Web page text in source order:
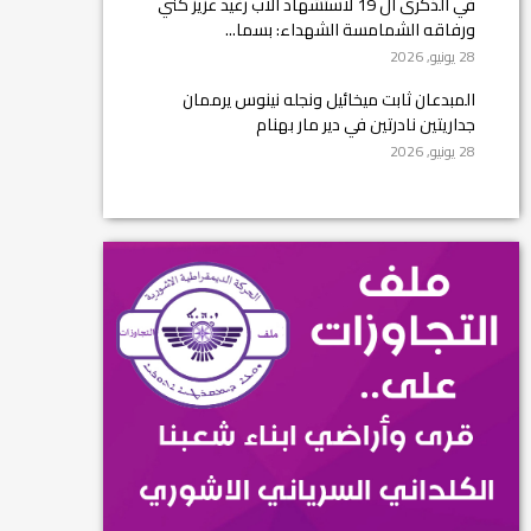
ورفاقه الشمامسة الشهداء: بسما...
28 يونيو, 2026
المبدعان ثابت ميخائيل ونجله نينوس يرممان
جداريتين نادرتين في دير مار بهنام
28 يونيو, 2026